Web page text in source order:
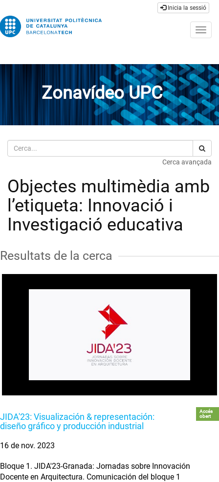
Inicia la sessió
Zonavídeo UPC
Cerca
Cerca avançada
Objectes multimèdia amb
l’etiqueta: Innovació i
Investigació educativa
Resultats de la cerca
JIDA'23: Visualización & representación:
diseño gráfico y producción industrial
Accés
obert
16 de nov. 2023
Bloque 1. JIDA'23-Granada: Jornadas sobre Innovación
Docente en Arquitectura. Comunicación del bloque 1